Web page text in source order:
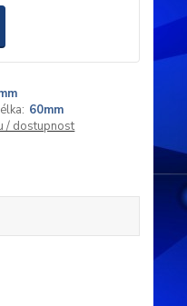
60mm
/ dostupnost